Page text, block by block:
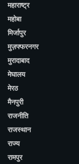
महाराष्ट्र
महोबा
मिर्जापुर
मुज़फ्फरनगर
मुरादाबाद
मेघालय
मेरठ
मैनपुरी
राजनीति
राजस्थान
राज्य
रामपुर